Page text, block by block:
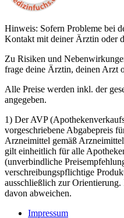
Hinweis: Sofern Probleme bei
Kontakt mit deiner Ärztin oder
Zu Risiken und
frage deine Ärztin, deinen Arzt
Alle Preise werden inkl. der
angegeben.
1) Der AVP
vorgeschriebene Abgabepreis
Arzneimittel gemäß
gilt einheitlich für alle
(unverbindliche
verschreibungspflichtige
ausschließlich zur
davon abweichen.
Impressum